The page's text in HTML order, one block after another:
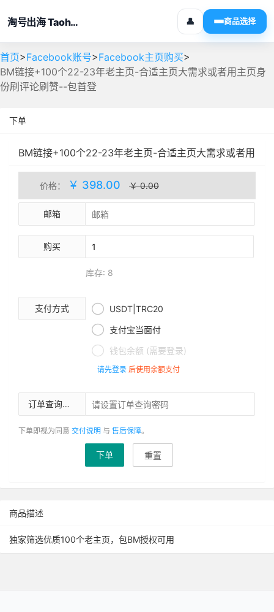
淘号出海 Taohaochuhai 👤 商品选择
首页>Facebook账号>Facebook主页购买>
BM链接+100个22-23年老主页-合适主页大需求或者用主页身
份刷评论刷赞--包首登
下单
BM链接+100个22-23年老主页-合适主页大需求或者用
主页身份刷评论刷赞--包首登 人工处理
价格： ￥ 398.00 ￥ 0.00
邮箱
购买
库存: 8
支付方式  USDT|TRC20
 支付宝当面付
 钱包余额 (需要登录)
请先登录 后使用余额支付
订单查询密码
下单即视为同意 交付说明 与 售后保障。
下单 重置
商品描述
独家筛选优质100个老主页，包BM授权可用